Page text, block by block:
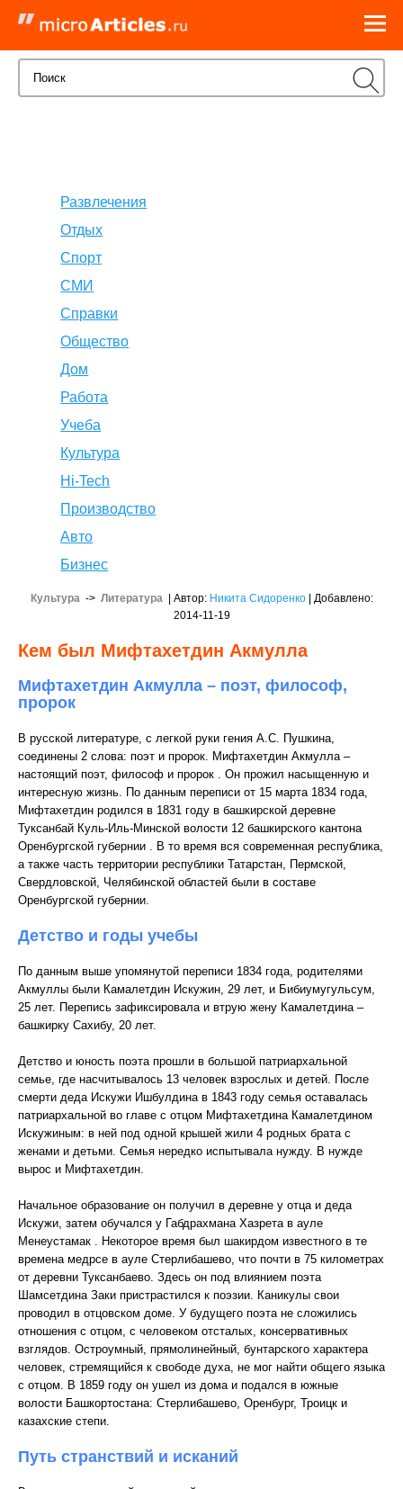
Развлечения
Отдых
Спорт
СМИ
Справки
Общество
Дом
Работа
Учеба
Культура
Hi-Tech
Производство
Авто
Бизнес
Культура-> Литература| Автор: Никита Сидоренко| Добавлено:
2014-11-19
Кем был Мифтахетдин Акмулла
Мифтахетдин Акмулла – поэт, философ,
пророк
В русской литературе, с легкой руки гения А.С. Пушкина,
соединены 2 слова: поэт и пророк. Мифтахетдин Акмулла –
настоящий поэт, философ и пророк . Он прожил насыщенную и
интересную жизнь. По данным переписи от 15 марта 1834 года,
Мифтахетдин родился в 1831 году в башкирской деревне
Туксанбай Куль-Иль-Минской волости 12 башкирского кантона
Оренбургской губернии . В то время вся современная республика,
а также часть территории республики Татарстан, Пермской,
Свердловской, Челябинской областей были в составе
Оренбургской губернии.
Детство и годы учебы
По данным выше упомянутой переписи 1834 года, родителями
Акмуллы были Камалетдин Искужин, 29 лет, и Бибиумугульсум,
25 лет. Перепись зафиксировала и втрую жену Камалетдина –
башкирку Сахибу, 20 лет.
Детство и юность поэта прошли в большой патриархальной
семье, где насчитывалось 13 человек взрослых и детей. После
смерти деда Искужи Ишбулдина в 1843 году семья оставалась
патриархальной во главе с отцом Мифтахетдина Камалетдином
Искужиным: в ней под одной крышей жили 4 родных брата с
женами и детьми. Семья нередко испытывала нужду. В нужде
вырос и Мифтахетдин.
Начальное образование он получил в деревне у отца и деда
Искужи, затем обучался у Габдрахмана Хазрета в ауле
Менеустамак . Некоторое время был шакирдом известного в те
времена медрсе в ауле Стерлибашево, что почти в 75 километрах
от деревни Туксанбаево. Здесь он под влиянием поэта
Шамсетдина Заки пристрастился к поэзии. Каникулы свои
проводил в отцовском доме. У будущего поэта не сложились
отношения с отцом, с человеком отсталых, консервативных
взглядов. Остроумный, прямолинейный, бунтарского характера
человек, стремящийся к свободе духа, не мог найти общего языка
с отцом. В 1859 году он ушел из дома и подался в южные
волости Башкортостана: Стерлибашево, Оренбург, Троицк и
казахские степи.
Путь странствий и исканий